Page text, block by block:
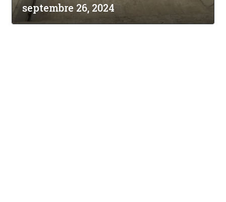
septembre 26, 2024